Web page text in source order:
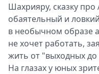
Шахрияру, сказку про
обаятельный и
в необычном образе
не хочет работать,
жить от "выходных до
На глазах у юных